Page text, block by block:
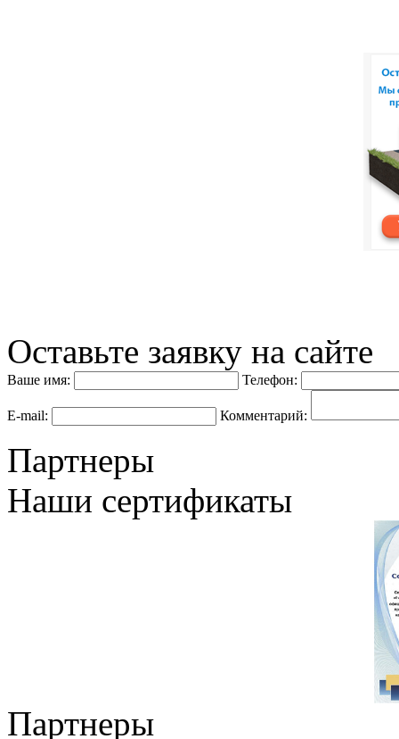
Оставьте заявку на сайте
Ваше имя: Телефон:
E-mail: Комментарий:
Партнеры
Наши сертификаты
Партнеры